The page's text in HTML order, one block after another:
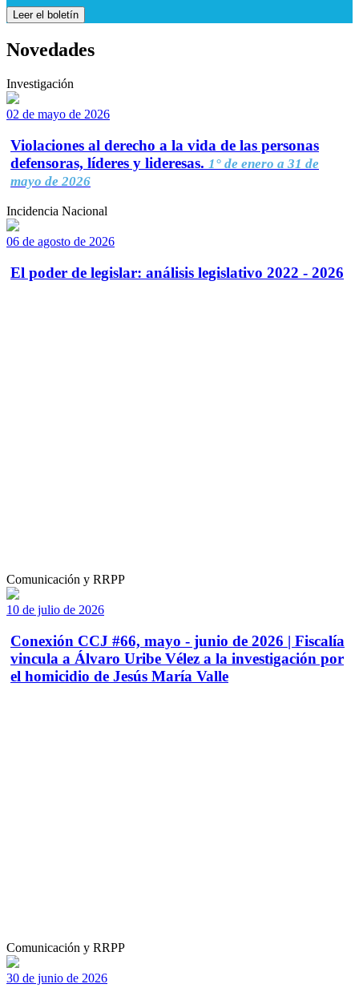
Leer el boletín
Novedades
Investigación
02 de mayo de 2026
Violaciones al derecho a la vida de las personas
defensoras, líderes y lideresas. 1° de enero a 31 de
mayo de 2026
Incidencia Nacional
06 de agosto de 2026
El poder de legislar: análisis legislativo 2022 - 2026
Comunicación y RRPP
10 de julio de 2026
Conexión CCJ #66, mayo - junio de 2026 | Fiscalía
vincula a Álvaro Uribe Vélez a la investigación por
el homicidio de Jesús María Valle
Comunicación y RRPP
30 de junio de 2026